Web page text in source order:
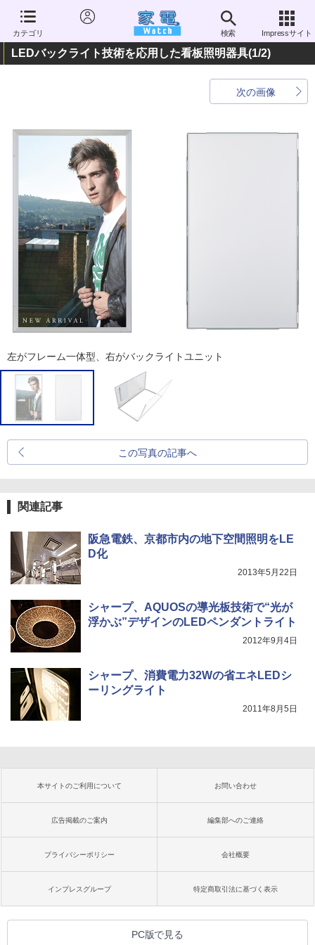
カテゴリ 検索 Impressサイト
LEDバックライト技術を応用した看板照明器具(1/2)
次の画像
左がフレーム一体型、右がバックライトユニット
この写真の記事へ
関連記事
阪急電鉄、京都市内の地下空間照明をLE
D化
2013年5月22日
シャープ、AQUOSの導光板技術で“光が
浮かぶ”デザインのLEDペンダントライト
2012年9月4日
シャープ、消費電力32Wの省エネLEDシ
ーリングライト
2011年8月5日
本サイトのご利用について お問い合わせ
広告掲載のご案内 編集部へのご連絡
プライバシーポリシー 会社概要
インプレスグループ 特定商取引法に基づく表示
PC版で見る